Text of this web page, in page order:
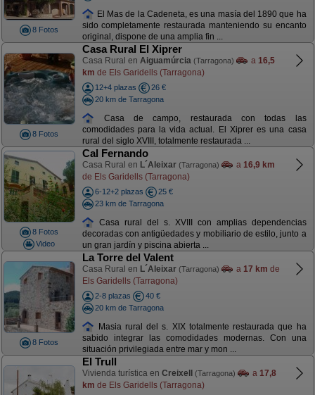
8 Fotos
El Mas de la Cadeneta, es una masía del 1890 que ha
sido completamente restaurada manteniendo su encanto
original, dispone de una amplia fin ...
8 Fotos
Casa Rural El Xiprer
Casa Rural en Aiguamúrcia (Tarragona) a 16,5
km de Els Garidells (Tarragona)
12+4 plazas
26 €
20 km de Tarragona
Casa de campo, restaurada con todas las
comodidades para la vida actual. El Xiprer es una casa
rural del siglo XVIII, totalmente restaurada ...
8 Fotos
Video
Cal Fernando
Casa Rural en L´Aleixar (Tarragona) a 16,9 km
de Els Garidells (Tarragona)
6-12+2 plazas
25 €
23 km de Tarragona
Casa rural del s. XVIII con amplias dependencias
decoradas con antigüedades y mobiliario de estilo, junto a
un gran jardín y piscina abierta ...
8 Fotos
La Torre del Valent
Casa Rural en L´Aleixar (Tarragona) a 17 km de
Els Garidells (Tarragona)
2-8 plazas
40 €
20 km de Tarragona
Masia rural del s. XIX totalmente restaurada que ha
sabido integrar las comodidades modernas. Con una
situación privilegiada entre mar y mon ...
El Trull
Vivienda turística en Creixell (Tarragona) a 17,8
km de Els Garidells (Tarragona)